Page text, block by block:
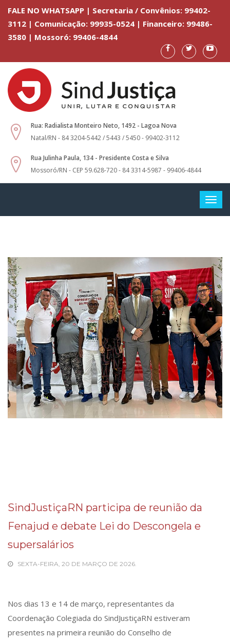
FALE NO WHATSAPP | Secretaria / Convênios: 99402-
3112 | Comunicação: 99935-0524 | Financeiro: 99486-
3580 | Mossoró: 99406-4844
Rua: Radialista Monteiro Neto, 1492 - Lagoa Nova
Natal/RN - 84 3204-5442 / 5443 / 5450 - 99402-3112
Rua Julinha Paula, 134 - Presidente Costa e Silva
Mossoró/RN - CEP 59.628-720 - 84 3314-5987 - 99406-4844
SindJustiçaRN participa de reunião da
Fenajud e debate Lei do Descongela e
supersalários
SEXTA-FEIRA, 20 DE MARÇO DE 2026.
Nos dias 13 e 14 de março, representantes da
Coordenação Colegiada do SindJustiçaRN estiveram
presentes na primeira reunião do Conselho de